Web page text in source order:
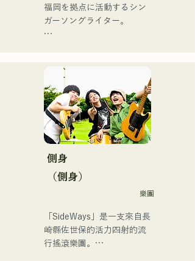
2025.12.31にリリースし、
iTunesカントリーアルバム
て」、FBS「福岡く
ん。」、「発見らくちゃ
く！」やFUKUOKA
STREET PARTY、
Hannibal Halloween Music
Festival ,sunset live2019、
鷹祭Summer Boostイベン
トステージにも出演。MCと
cup2019 Public viewing、競
輪日本一ダービーの場内ア
ナウンス、ラグビー女子日
本代表世界大会スタジアム
地元音楽イベントやライブ
ハウスを中心にパフォーマ
ンスをしている。
福岡を拠点に活動するシン
ガーソングライター。
ードの繊細さを併せ持つ楽
曲を届けている。
コンセプトは、「等身大の
ままで。僕とあなたのため
の音楽を。」気持ちが落ち
まう時こそ聴いてほしい。
自分自身も迷いや葛藤を抱
作り物ではなく、ありのま
まの感情や言葉をそのまま
音楽にしている。
側身
（側身）
樂團
「SideWays」是一支來自長
崎縣佐世保的活力四射的流
行搖滾樂團。